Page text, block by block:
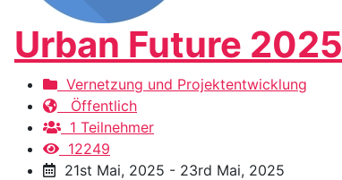
Urban Future 2025
Vernetzung und Projektentwicklung
Öffentlich
1 Teilnehmer
12249
21st Mai, 2025 - 23rd Mai, 2025